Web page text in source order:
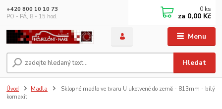
Menu
Hledat
+420 800 10 10 73
PO - PÁ, 8 - 15 hod.
0 ks
za 0,00 Kč
Úvod Madla
Sklopné madlo ve tvaru U ukotvené do země - 813mm - bílý
komaxit